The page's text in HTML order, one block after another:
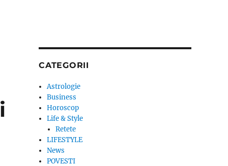
CATEGORII
Astrologie
Business
Horoscop
Life & Style
Retete
LIFESTYLE
News
POVESTI